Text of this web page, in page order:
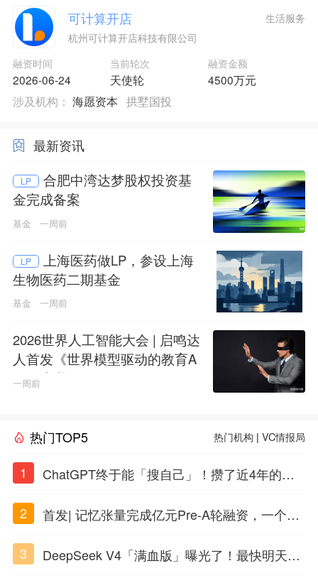
可计算开店
杭州可计算开店科技有限公司
融资时间
2026-06-24
当前轮次
天使轮
融资金额
4500万元
生活服务
涉及机构： 海愿资本 拱墅国投
最新资讯
LP
合肥中湾达梦股权投资基
金完成备案
基金 一周前
LP
上海医药做LP，参设上海
生物医药二期基金
基金 一周前
2026世界人工智能大会 | 启鸣达
人首发《世界模型驱动的教育A
GI白皮书》
一周前
热门TOP5 热门机构 |VC情报局
1
ChatGPT终于能「搜自己」！攒了近4年的对
2
首发| 记忆张量完成亿元Pre-A轮融资，一个上
3
DeepSeek V4「满血版」曝光了！最快明天发